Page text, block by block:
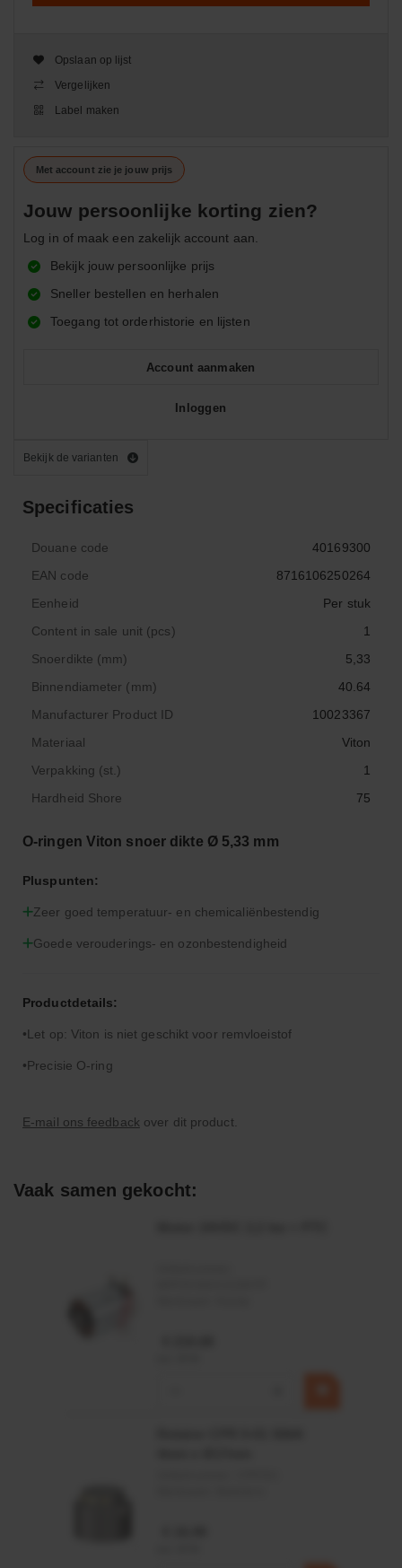
Bekijk de varianten
Specificaties
Douane code
40169300
EAN code
8716106250264
Eenheid
Per stuk
Content in sale unit (pcs)
1
Snoerdikte (mm)
5,33
Binnendiameter (mm)
40.64
Manufacturer Product ID
10023367
Materiaal
Viton
Verpakking (st.)
1
Hardheid Shore
75
O-ringen Viton snoer dikte Ø 5,33 mm
Pluspunten:
Zeer goed temperatuur- en chemicaliënbestendig
Goede verouderings- en ozonbestendigheid
Productdetails:
Let op: Viton is niet geschikt voor remvloeistof
Precisie O-ring
E-mail ons feedback over dit product.
Opslaan op lijst
Vergelijken
Label maken
Met account zie je jouw prijs
Jouw persoonlijke korting zien?
Log in of maak een zakelijk account aan.
Bekijk jouw persoonlijke prijs
Sneller bestellen en herhalen
Toegang tot orderhistorie en lijsten
Account aanmaken
Inloggen
Vaak samen gekocht: